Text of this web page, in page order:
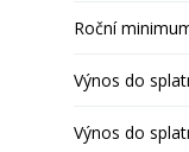
Roční
Výnos do
Výnos do